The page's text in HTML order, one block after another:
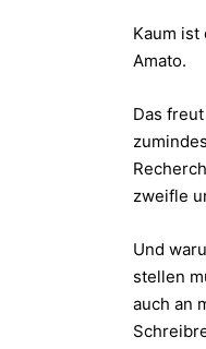
Kaum ist
Amato.
Das
zweifle
Und
stellen
auch an